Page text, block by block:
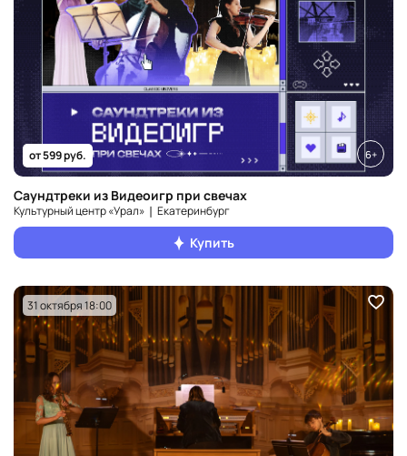
от 599 руб. 6+
Саундтреки из Видеоигр при свечах
Культурный центр «Урал» ❘ Екатеринбург
Купить
31 октября 18:00